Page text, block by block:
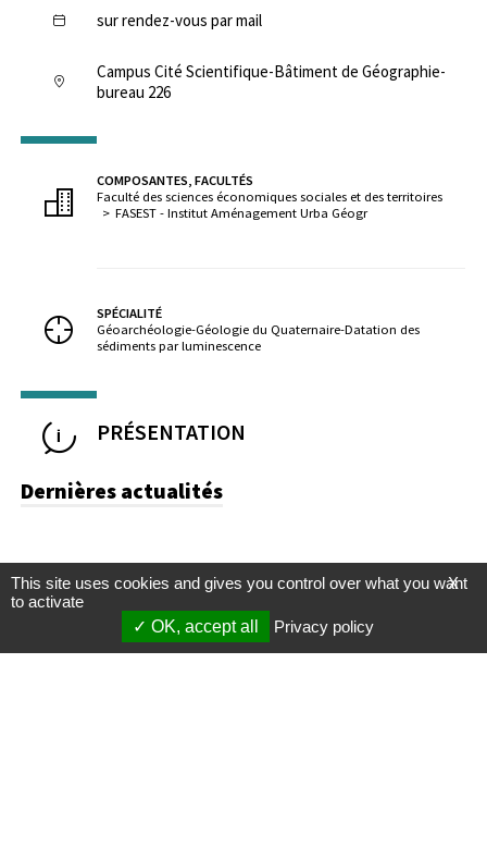
sur rendez-vous par mail
Campus Cité Scientifique-Bâtiment de Géographie-
bureau 226
COMPOSANTES, FACULTÉS
Faculté des sciences économiques sociales et des territoires
FASEST - Institut Aménagement Urba Géogr
SPÉCIALITÉ
Géoarchéologie-Géologie du Quaternaire-Datation des
sédiments par luminescence
PRÉSENTATION
Dernières actualités
X
This site uses cookies and gives you control over what you want
to activate
OK, accept all
Privacy policy